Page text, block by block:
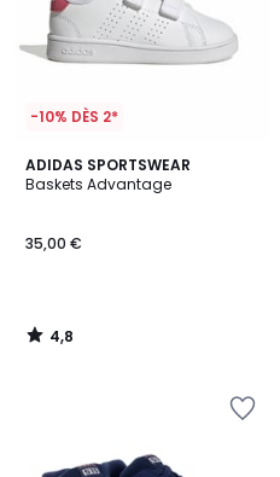
-10% DÈS 2*
ADIDAS SPORTSWEAR
Baskets Advantage
35,00 €
4,8
/ 5
4,8
/